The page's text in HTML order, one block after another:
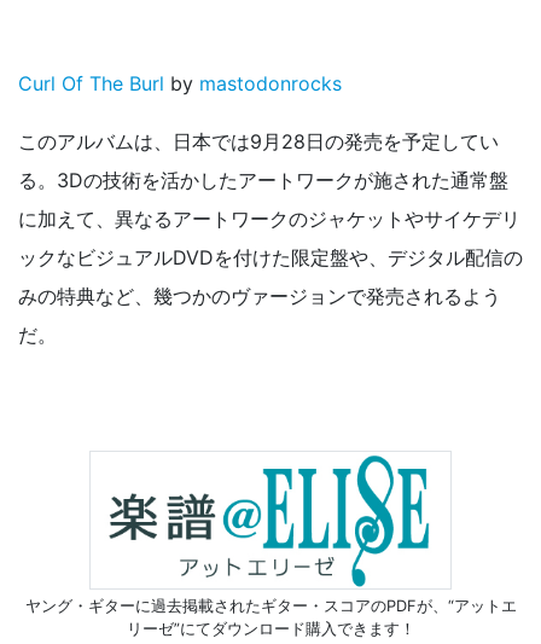
Curl Of The Burl by mastodonrocks
このアルバムは、日本では9月28日の発売を予定してい
る。3Dの技術を活かしたアートワークが施された通常盤
に加えて、異なるアートワークのジャケットやサイケデリ
ックなビジュアルDVDを付けた限定盤や、デジタル配信の
みの特典など、幾つかのヴァージョンで発売されるよう
だ。
ヤング・ギターに過去掲載されたギター・スコアのPDFが、 “アットエ
リーゼ”にてダウンロード購入できます！